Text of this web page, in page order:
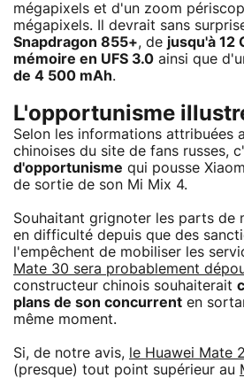
mégapixels et d'un zoom
mégapixels. Il devrait sans
Snapdragon 855+, de jusqu'à 12
mémoire en UFS 3.0 ainsi que
de 4 500 mAh.
L'opportunisme
Selon les informations attribuées
chinoises du site de fans russes,
d'opportunisme qui pousse
de sortie de son Mi Mix 4.
Souhaitant grignoter les parts de
en difficulté depuis que des
l'empêchent de mobiliser les
Mate 30 sera probablement
constructeur chinois souhaiterait
plans de son concurrent en
même moment.
Si, de notre avis, le Huawei Mate
(presque) tout point supérieur au